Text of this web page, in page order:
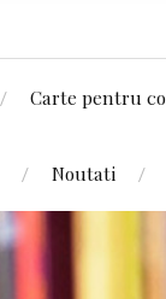
Carte pentru
Noutati